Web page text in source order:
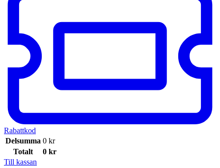
Rabattkod
Delsumma 0 kr
Totalt
0 kr
Till kassan